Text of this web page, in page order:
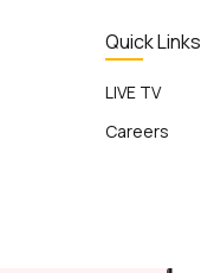
Quick Links
LIVE TV
Careers